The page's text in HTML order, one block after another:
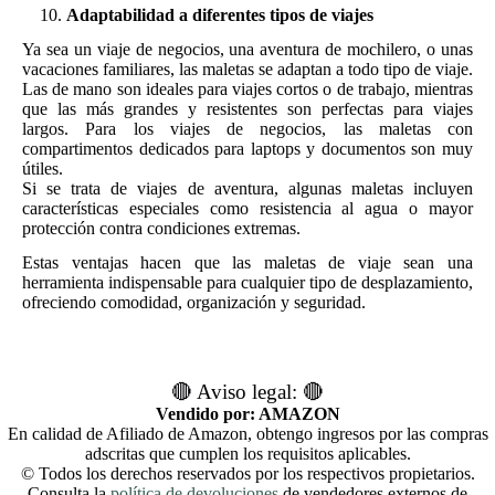
Adaptabilidad a diferentes tipos de viajes
Ya sea un viaje de negocios, una aventura de mochilero, o unas
vacaciones familiares, las maletas se adaptan a todo tipo de viaje.
Las de mano son ideales para viajes cortos o de trabajo, mientras
que las más grandes y resistentes son perfectas para viajes
largos. Para los viajes de negocios, las maletas con
compartimentos dedicados para laptops y documentos son muy
útiles.
Si se trata de viajes de aventura, algunas maletas incluyen
características especiales como resistencia al agua o mayor
protección contra condiciones extremas.
Estas ventajas hacen que las maletas de viaje sean una
herramienta indispensable para cualquier tipo de desplazamiento,
ofreciendo comodidad, organización y seguridad.
🔴 Aviso legal: 🔴
Vendido por: AMAZON
En calidad de Afiliado de Amazon, obtengo ingresos por las compras
adscritas que cumplen los requisitos aplicables.
© Todos los derechos reservados por los respectivos propietarios.